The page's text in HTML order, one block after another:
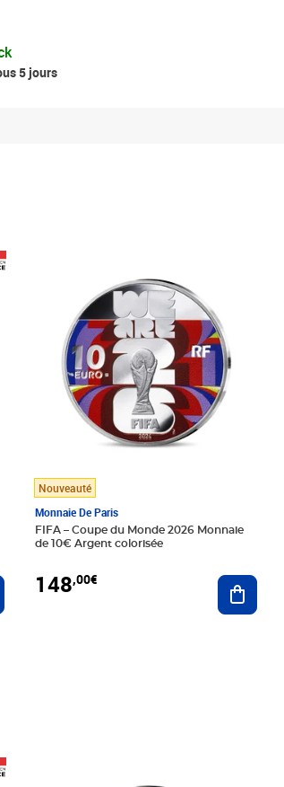
5 jours
au panier
Nouveauté
Monnaie De Paris
FIFA – Coupe du Monde 2026 Monnaie
de 10€ Argent colorisée
148,00€